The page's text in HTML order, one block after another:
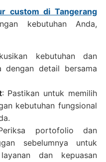
custom di Tangerang
kebutuhan Anda,
kebutuhan dan
dengan detail bersama
: Pastikan untuk memilih
kebutuhan fungsional
portofolio dan
sebelumnya untuk
dan kepuasan